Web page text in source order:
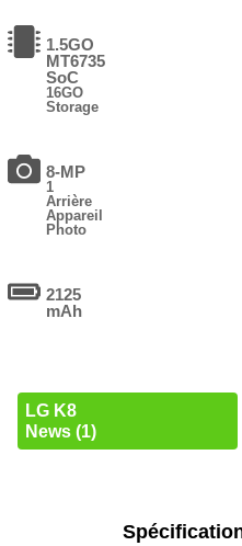
1.5GO
MT6735
SoC
16GO
Storage
8-MP
1
Arrière
Appareil
Photo
2125
mAh
LG K8
News (1)